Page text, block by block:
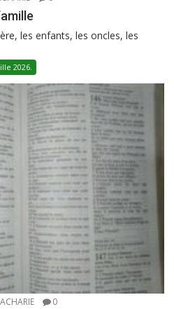
les enfants, les oncles, les
2026.
0